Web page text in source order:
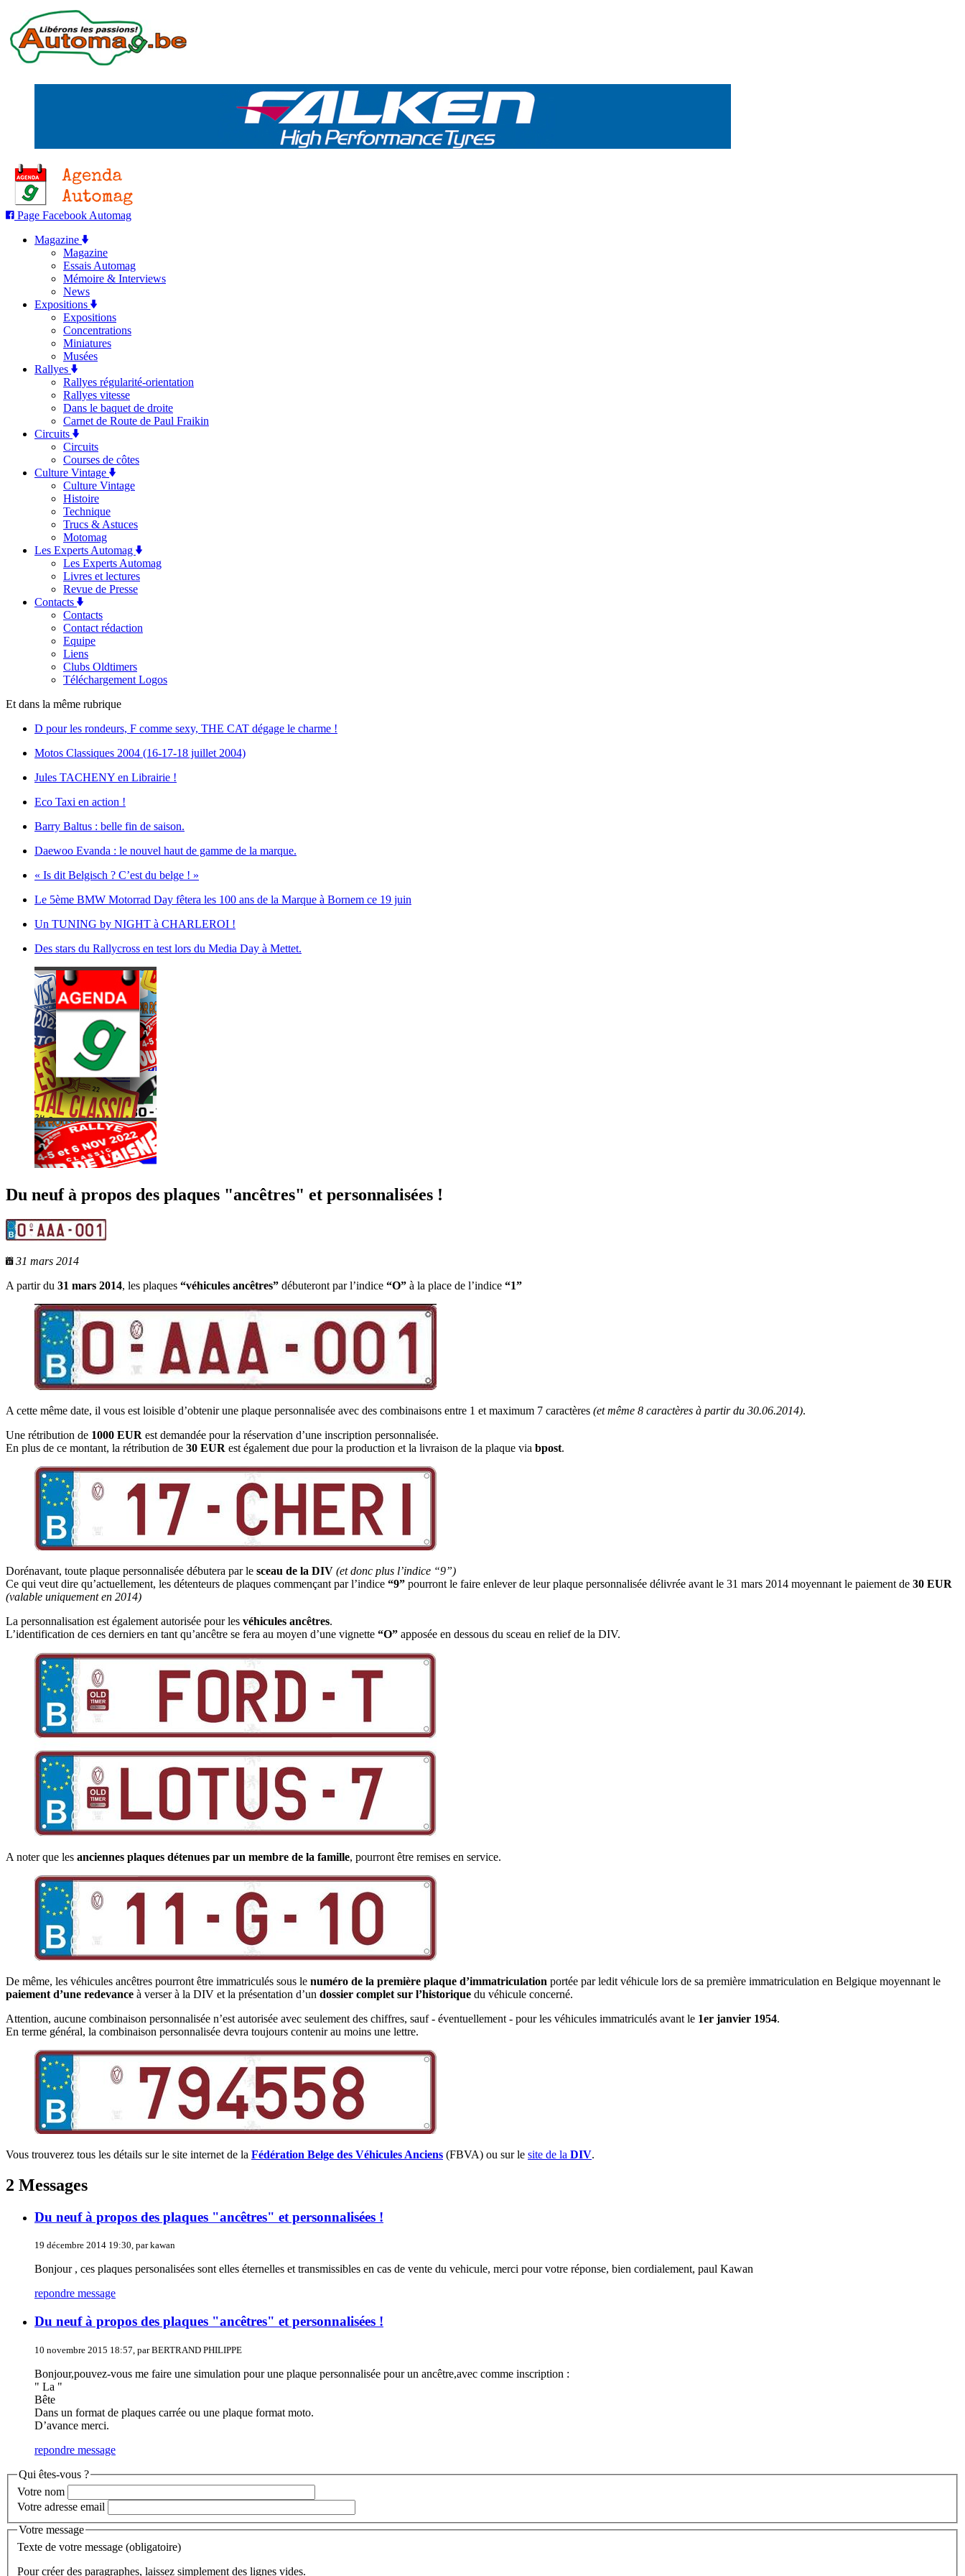
Page Facebook Automag
Magazine
Magazine
Essais Automag
Mémoire & Interviews
News
Expositions
Expositions
Concentrations
Miniatures
Musées
Rallyes
Rallyes régularité-orientation
Rallyes vitesse
Dans le baquet de droite
Carnet de Route de Paul Fraikin
Circuits
Circuits
Courses de côtes
Culture Vintage
Culture Vintage
Histoire
Technique
Trucs & Astuces
Motomag
Les Experts Automag
Les Experts Automag
Livres et lectures
Revue de Presse
Contacts
Contacts
Contact rédaction
Equipe
Liens
Clubs Oldtimers
Téléchargement Logos
Et dans la même rubrique
D pour les rondeurs, F comme sexy, THE CAT dégage le charme !
Motos Classiques 2004 (16-17-18 juillet 2004)
Jules TACHENY en Librairie !
Eco Taxi en action !
Barry Baltus : belle fin de saison.
Daewoo Evanda : le nouvel haut de gamme de la marque.
« Is dit Belgisch ? C’est du belge ! »
Le 5ème BMW Motorrad Day fêtera les 100 ans de la Marque à Bornem ce 19 juin
Un TUNING by NIGHT à CHARLEROI !
Des stars du Rallycross en test lors du Media Day à Mettet.
Du neuf à propos des plaques "ancêtres" et personnalisées !
31 mars 2014
A partir du 31 mars 2014, les plaques “véhicules ancêtres” débuteront par l’indice “O” à la place de l’indice “1”
A cette même date, il vous est loisible d’obtenir une plaque personnalisée avec des combinaisons entre 1 et maximum 7 caractères (et même 8 caractères à partir du 30.06.2014).
Une rétribution de 1000 EUR est demandée pour la réservation d’une inscription personnalisée.
En plus de ce montant, la rétribution de 30 EUR est également due pour la production et la livraison de la plaque via bpost.
Dorénavant, toute plaque personnalisée débutera par le sceau de la DIV (et donc plus l’indice “9”)
Ce qui veut dire qu’actuellement, les détenteurs de plaques commençant par l’indice “9” pourront le faire enlever de leur plaque personnalisée délivrée avant le 31 mars 2014 moyennant le paiement de 30 EUR
(valable uniquement en 2014)
La personnalisation est également autorisée pour les véhicules ancêtres.
L’identification de ces derniers en tant qu’ancêtre se fera au moyen d’une vignette “O” apposée en dessous du sceau en relief de la DIV.
A noter que les anciennes plaques détenues par un membre de la famille, pourront être remises en service.
De même, les véhicules ancêtres pourront être immatriculés sous le numéro de la première plaque d’immatriculation portée par ledit véhicule lors de sa première immatriculation en Belgique moyennant le
paiement d’une redevance à verser à la DIV et la présentation d’un dossier complet sur l’historique du véhicule concerné.
Attention, aucune combinaison personnalisée n’est autorisée avec seulement des chiffres, sauf - éventuellement - pour les véhicules immatriculés avant le 1er janvier 1954.
En terme général, la combinaison personnalisée devra toujours contenir au moins une lettre.
Vous trouverez tous les détails sur le site internet de la Fédération Belge des Véhicules Anciens (FBVA) ou sur le site de la DIV.
2 Messages
Du neuf à propos des plaques "ancêtres" et personnalisées !
19 décembre 2014 19:30, par kawan
Bonjour , ces plaques personalisées sont elles éternelles et transmissibles en cas de vente du vehicule, merci pour votre réponse, bien cordialement, paul Kawan
repondre message
Du neuf à propos des plaques "ancêtres" et personnalisées !
10 novembre 2015 18:57, par BERTRAND PHILIPPE
Bonjour,pouvez-vous me faire une simulation pour une plaque personnalisée pour un ancêtre,avec comme inscription :
" La "
Bête
Dans un format de plaques carrée ou une plaque format moto.
D’avance merci.
repondre message
Qui êtes-vous ?
Votre nom
Votre adresse email
Votre message
Texte de votre message (obligatoire)
Pour créer des paragraphes, laissez simplement des lignes vides.